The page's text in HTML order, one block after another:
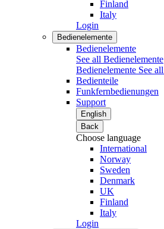
Finland
Italy
Login
Bedienelemente
Bedienelemente
See all Bedienelemente
Bedienelemente See all
Bedienteile
Funkfernbedienungen
Support
English
Back
Choose language
International
Norway
Sweden
Denmark
UK
Finland
Italy
Login